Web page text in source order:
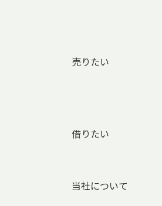
売りたい
借りたい
当社について